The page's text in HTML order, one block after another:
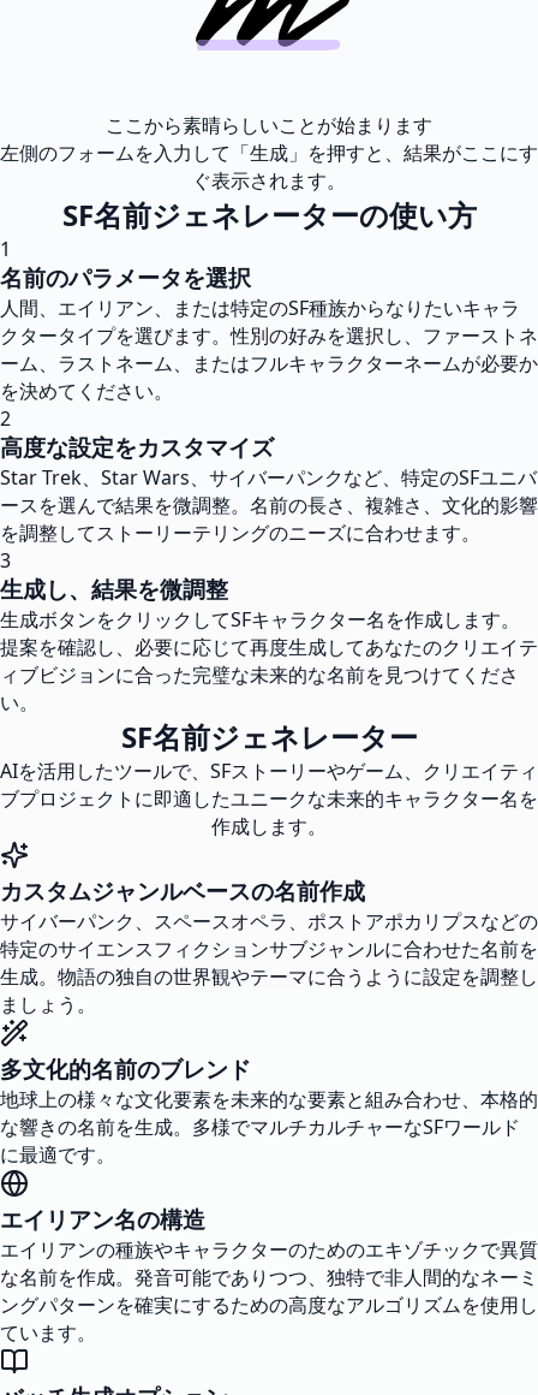
ここから素晴らしいことが始まります
左側のフォームを入力して「生成」を押すと、結果がここにす
ぐ表示されます。
SF名前ジェネレーターの使い方
1
名前のパラメータを選択
人間、エイリアン、または特定のSF種族からなりたいキャラ
クタータイプを選びます。性別の好みを選択し、ファーストネ
ーム、ラストネーム、またはフルキャラクターネームが必要か
を決めてください。
2
高度な設定をカスタマイズ
Star Trek、Star Wars、サイバーパンクなど、特定のSFユニバ
ースを選んで結果を微調整。名前の長さ、複雑さ、文化的影響
を調整してストーリーテリングのニーズに合わせます。
3
生成し、結果を微調整
生成ボタンをクリックしてSFキャラクター名を作成します。
提案を確認し、必要に応じて再度生成してあなたのクリエイテ
ィブビジョンに合った完璧な未来的な名前を見つけてくださ
い。
SF名前ジェネレーター
AIを活用したツールで、SFストーリーやゲーム、クリエイティ
ブプロジェクトに即適したユニークな未来的キャラクター名を
作成します。
カスタムジャンルベースの名前作成
サイバーパンク、スペースオペラ、ポストアポカリプスなどの
特定のサイエンスフィクションサブジャンルに合わせた名前を
生成。物語の独自の世界観やテーマに合うように設定を調整し
ましょう。
多文化的名前のブレンド
地球上の様々な文化要素を未来的な要素と組み合わせ、本格的
な響きの名前を生成。多様でマルチカルチャーなSFワールド
に最適です。
エイリアン名の構造
エイリアンの種族やキャラクターのためのエキゾチックで異質
な名前を作成。発音可能でありつつ、独特で非人間的なネーミ
ングパターンを確実にするための高度なアルゴリズムを使用し
ています。